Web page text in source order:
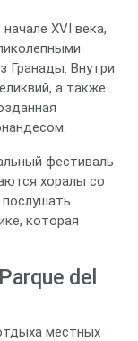
XVI века,
Гранады. Внутри
а также
фестиваль
хоралы со
которая
del
местных